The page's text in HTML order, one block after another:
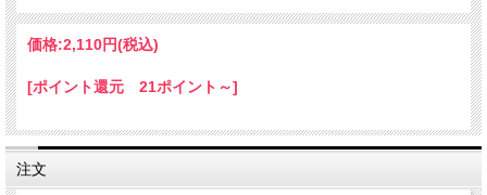
価格:2,110円(税込)
[ポイント還元 21ポイント～]
注文